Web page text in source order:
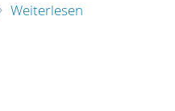
Weiterlesen